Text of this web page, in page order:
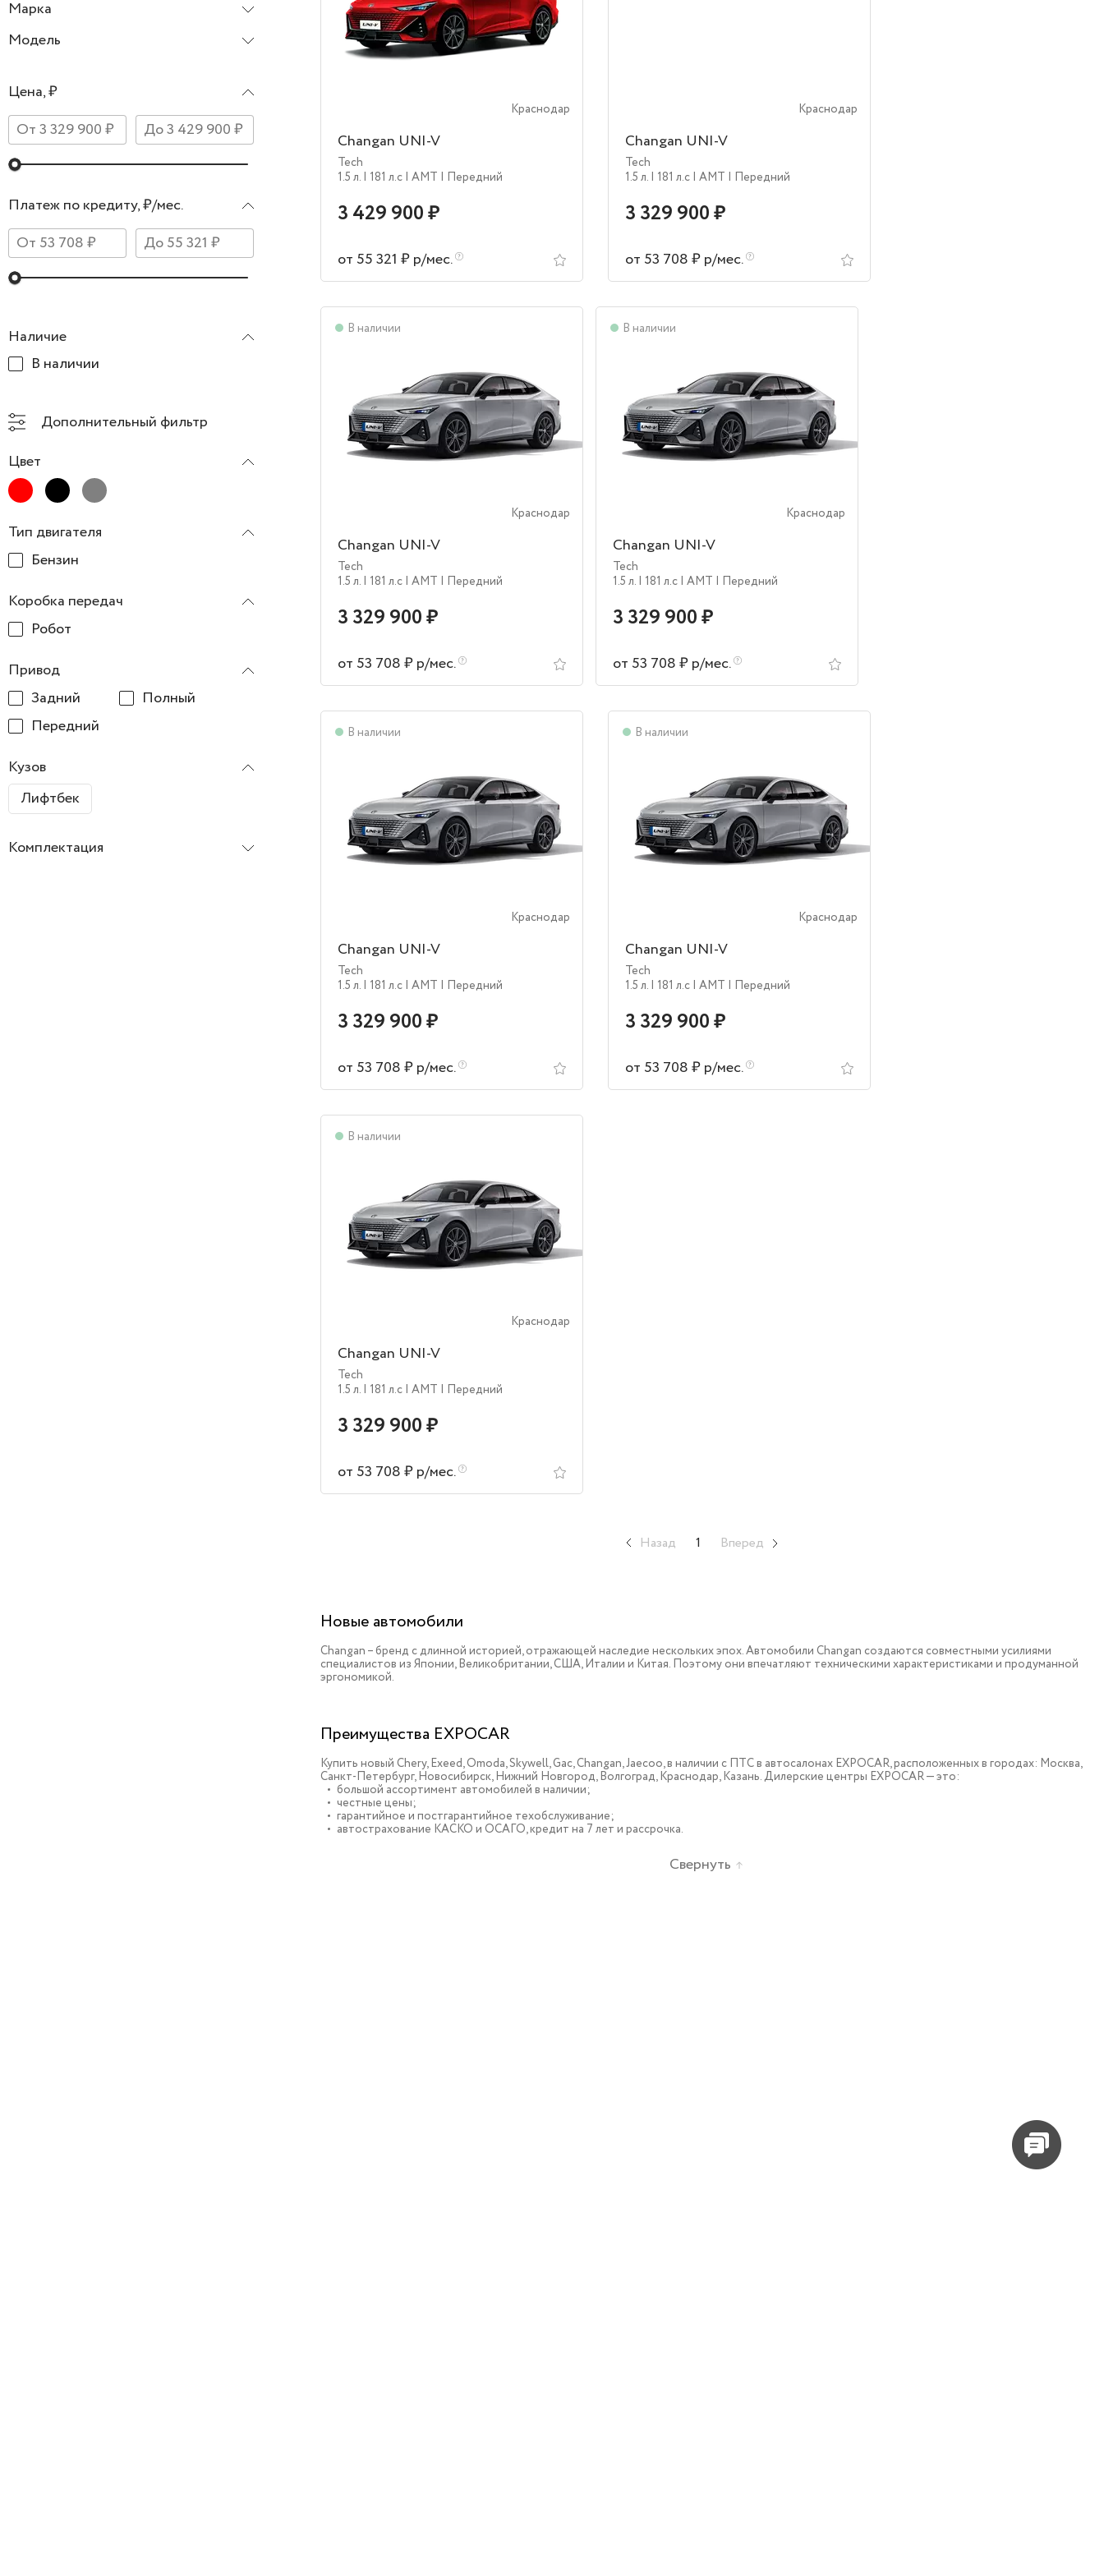
Марка
Модель
Цена, ₽
Платеж по кредиту, ₽/мес.
Наличие
В наличии
Дополнительный фильтр
Цвет
Тип двигателя
Бензин
Коробка передач
Робот
Привод
Задний
Полный
Передний
Кузов
Лифтбек
Комплектация
Краснодар
Changan UNI-V
Tech
1.5 л. | 181 л.c | AMT | Передний
3 429 900 ₽
от 55 321 ₽ р/мес.
Краснодар
Changan UNI-V
Tech
1.5 л. | 181 л.c | AMT | Передний
3 329 900 ₽
от 53 708 ₽ р/мес.
В наличии
Краснодар
Changan UNI-V
Tech
1.5 л. | 181 л.c | AMT | Передний
3 329 900 ₽
от 53 708 ₽ р/мес.
В наличии
Краснодар
Changan UNI-V
Tech
1.5 л. | 181 л.c | AMT | Передний
3 329 900 ₽
от 53 708 ₽ р/мес.
В наличии
Краснодар
Changan UNI-V
Tech
1.5 л. | 181 л.c | AMT | Передний
3 329 900 ₽
от 53 708 ₽ р/мес.
В наличии
Краснодар
Changan UNI-V
Tech
1.5 л. | 181 л.c | AMT | Передний
3 329 900 ₽
от 53 708 ₽ р/мес.
В наличии
Краснодар
Changan UNI-V
Tech
1.5 л. | 181 л.c | AMT | Передний
3 329 900 ₽
от 53 708 ₽ р/мес.
Назад 1 Вперед
Новые автомобили
Changan – бренд с длинной историей, отражающей наследие нескольких эпох. Автомобили Changan создаются совместными усилиями
специалистов из Японии, Великобритании, США, Италии и Китая. Поэтому они впечатляют техническими характеристиками и продуманной
эргономикой.
Преимущества EXPOCAR
Купить новый Chery, Exeed, Omoda, Skywell, Gac, Changan, Jaecoo, в наличии c ПТС в автосалонах EXPOCAR, расположенных в городах: Москва,
Санкт-Петербург, Новосибирск, Нижний Новгород, Волгоград, Краснодар, Казань. Дилерские центры EXPOCAR — это:
большой ассортимент автомобилей в наличии;
честные цены;
гарантийное и постгарантийное техобслуживание;
автострахование КАСКО и ОСАГО, кредит на 7 лет и рассрочка.
Свернуть